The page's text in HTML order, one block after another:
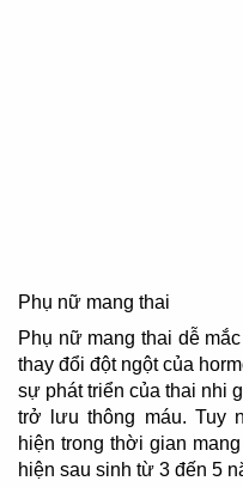
Phụ nữ mang thai
Phụ nữ mang thai dễ
thay đổi đột ngột của
sự phát triển của thai nhi
trở lưu thông máu. Tuy
hiện trong thời gian
hiện sau sinh từ 3 đến 5